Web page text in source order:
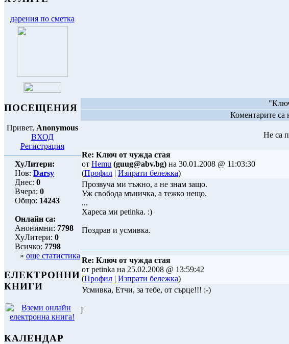
дарения по сметка
ПОСЕЩЕНИЯ
Привет, Anonymous
ВХОД
Регистрация
ХуЛитери:
Нов: Darsy
Днес: 0
Вчера: 0
Общо: 14243
Онлайн са:
Анонимни: 7798
ХуЛитери: 0
Всичко: 7798
» още статистика
ЕЛЕКТРОННИ
КНИГИ
КАЛЕНДАР
Коментарите са
Не са
Re: Ключ от чужда стая
от Hemu (guug@abv.bg) на 30.01.2008 @ 11:03:30
(Профил | Изпрати бележка)
Прозвуча ми тъжно, а не знам защо.
Уж свобода мъничка, а тежко нещо.
...
Хареса ми petinka. :)
Поздрав и усмивка.
Re: Ключ от чужда стая
от petinka на 25.02.2008 @ 13:59:42
(Профил | Изпрати бележка)
Усмивка, Етчи, за тебе, от сърце!!! :-)
]